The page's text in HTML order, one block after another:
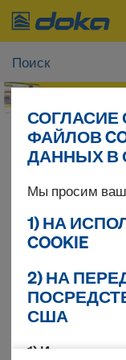
я
После
все функции
СОГЛАСИЕ
ФАЙЛОВ
ДАННЫХ В
Мы просим
1) НА
COOKIE
2) НА
США
1)